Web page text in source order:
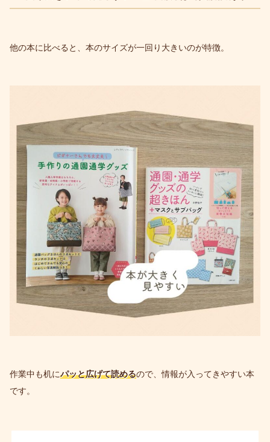
他の本に比べると、本のサイズが一回り大きいのが特徴。
作業中も机にパッと広げて読めるので、情報が入ってきやすい本
です。